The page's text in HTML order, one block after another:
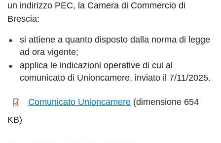
un indirizzo PEC, la Camera di Commercio di
Brescia:
si attiene a quanto disposto dalla norma di legge
ad ora vigente;
applica le indicazioni operative di cui al
comunicato di Unioncamere, inviato il 7/11/2025.
Comunicato Unioncamere (dimensione 654
KB)